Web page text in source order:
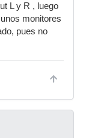
L y R , luego
monitores
pues no